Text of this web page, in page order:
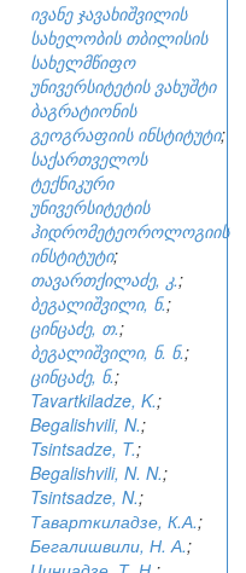
ივანე ჯავახიშვილის
სახელობის თბილისის
სახელმწიფო
უნივერსიტეტის ვახუშტი
ბაგრატიონის
გეოგრაფიის ინსტიტუტი;
საქართველოს
ტექნიკური
უნივერსიტეტის
ჰიდრომეტეოროლოგიის
ინსტიტუტი;
თავართქილაძე, კ.;
ბეგალიშვილი, ნ.;
ცინცაძე, თ.;
ბეგალიშვილი, ნ. ნ.;
ცინცაძე, ნ.;
Tavartkiladze, K.;
Begalishvili, N.;
Tsintsadze, T.;
Begalishvili, N. N.;
Tsintsadze, N.;
Таварткиладзе, К.А.;
Бегалишвили, Н. А.;